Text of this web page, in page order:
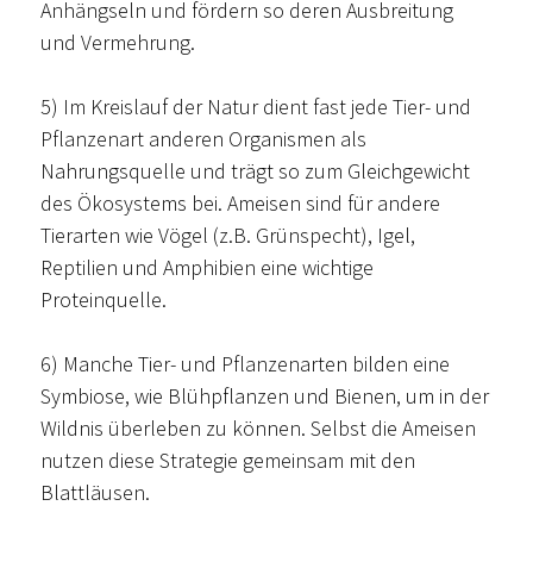
Anhängseln und fördern so deren Ausbreitung
und Vermehrung.
5) Im Kreislauf der Natur dient fast jede Tier- und
Pflanzenart anderen Organismen als
Nahrungsquelle und trägt so zum Gleichgewicht
des Ökosystems bei. Ameisen sind für andere
Tierarten wie Vögel (z.B. Grünspecht), Igel,
Reptilien und Amphibien eine wichtige
Proteinquelle.
6) Manche Tier- und Pflanzenarten bilden eine
Symbiose, wie Blühpflanzen und Bienen, um in der
Wildnis überleben zu können. Selbst die Ameisen
nutzen diese Strategie gemeinsam mit den
Blattläusen.